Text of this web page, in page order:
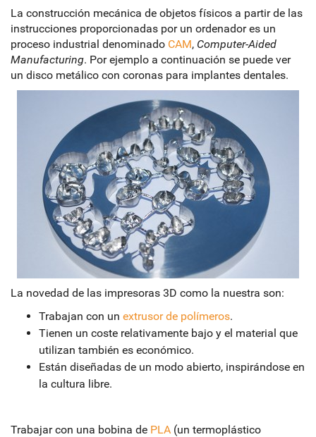
La construcción mecánica de objetos físicos a partir de las
instrucciones proporcionadas por un ordenador es un
proceso industrial denominado CAM, Computer-Aided
Manufacturing. Por ejemplo a continuación se puede ver
un disco metálico con coronas para implantes dentales.
La novedad de las impresoras 3D como la nuestra son:
Trabajan con un extrusor de polímeros.
Tienen un coste relativamente bajo y el material que
utilizan también es económico.
Están diseñadas de un modo abierto, inspirándose en
la cultura libre.
Trabajar con una bobina de PLA (un termoplástico